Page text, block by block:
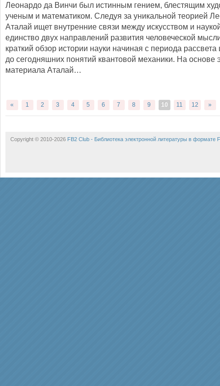
Леонардо да Винчи был истинным гением, блестящим
ученым и математиком. Следуя за уникальной теорией
Аталай ищет внутренние связи между искусством и
единство двух направлений развития человеческой
краткий обзор истории науки начиная с периода
до сегодняшних понятий квантовой механики. На основе
материала Аталай…
« 1 2 3 4 5 6 7 8 9 10 11 12 »
Copyright © 2010-2026 FB2 Club - Библиотека электронной литературы в формате